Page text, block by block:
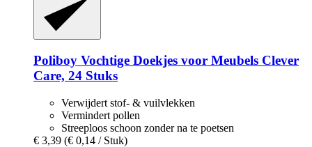
Poliboy Vochtige Doekjes voor Meubels Clever
Care, 24 Stuks
Verwijdert stof- & vuilvlekken
Vermindert pollen
Streeploos schoon zonder na te poetsen
€ 3,39 (€ 0,14 / Stuk)